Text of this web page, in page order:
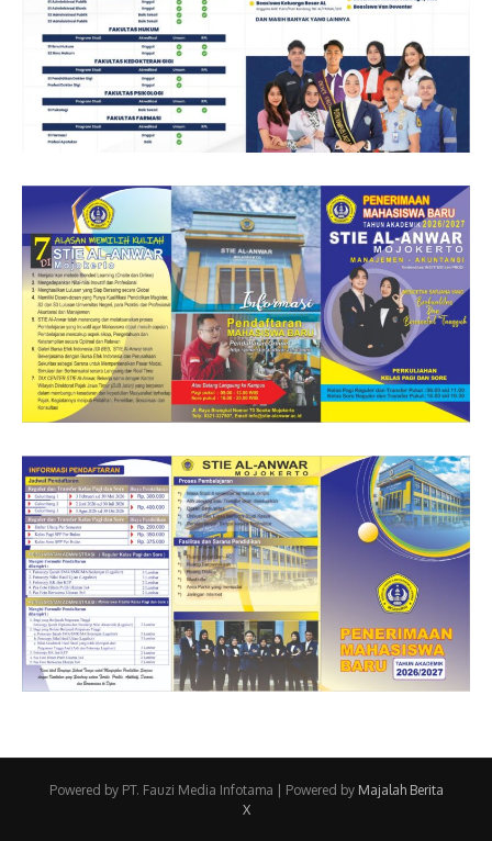
Powered by PT. Fauzi Media Infotama | Powered by Majalah Berita
X